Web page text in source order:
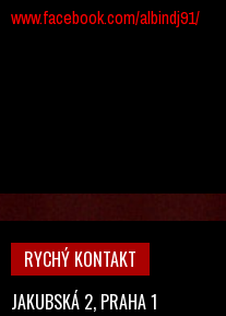
www.facebook.com/albindj91/
RYCHÝ KONTAKT
JAKUBSKÁ 2, PRAHA 1